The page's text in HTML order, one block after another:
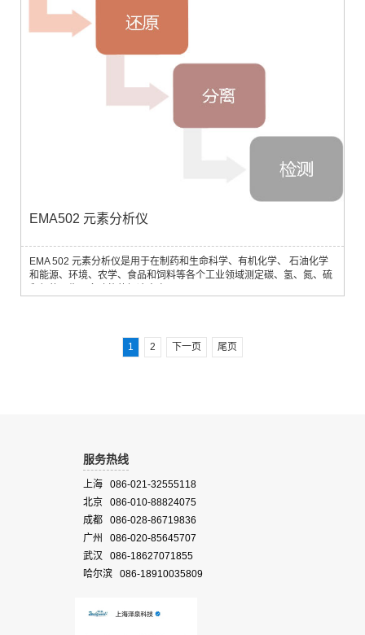
EMA502 元素分析仪
EMA 502 元素分析仪是用于在制药和生命科学、有机化学、 石油化学
和能源、环境、农学、食品和饲料等各个工业领域测定碳、氢、氮、硫
1 2 下一页 尾页
服务热线
上海 086-021-32555118
北京 086-010-88824075
成都 086-028-86719836
广州 086-020-85645707
武汉 086-18627071855
哈尔滨 086-18910035809